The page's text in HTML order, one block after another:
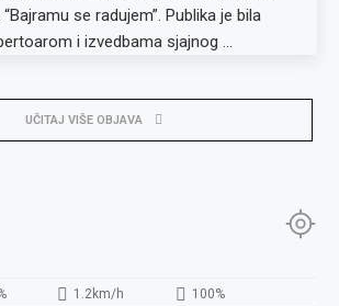
se radujem”. Publika je bila
i izvedbama sjajnog …
UČITAJ VIŠE OBJAVA
1.2km/h 100%